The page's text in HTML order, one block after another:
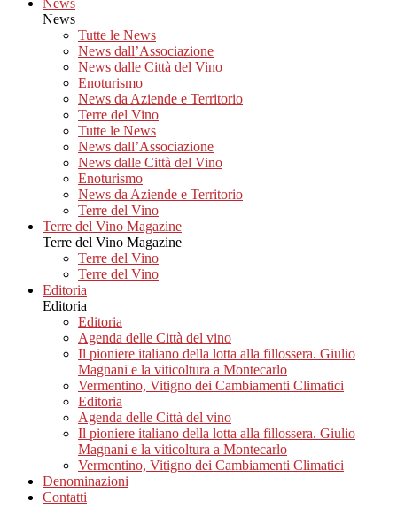
News
News
Tutte le News
News dall’Associazione
News dalle Città del Vino
Enoturismo
News da Aziende e Territorio
Terre del Vino
Tutte le News
News dall’Associazione
News dalle Città del Vino
Enoturismo
News da Aziende e Territorio
Terre del Vino
Terre del Vino Magazine
Terre del Vino Magazine
Terre del Vino
Terre del Vino
Editoria
Editoria
Editoria
Agenda delle Città del vino
Il pioniere italiano della lotta alla fillossera. Giulio
Magnani e la viticoltura a Montecarlo
Vermentino, Vitigno dei Cambiamenti Climatici
Editoria
Agenda delle Città del vino
Il pioniere italiano della lotta alla fillossera. Giulio
Magnani e la viticoltura a Montecarlo
Vermentino, Vitigno dei Cambiamenti Climatici
Denominazioni
Contatti